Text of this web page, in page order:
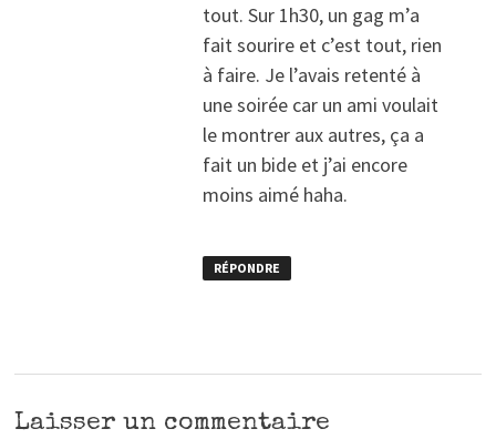
tout. Sur 1h30, un gag m’a
fait sourire et c’est tout, rien
à faire. Je l’avais retenté à
une soirée car un ami voulait
le montrer aux autres, ça a
fait un bide et j’ai encore
moins aimé haha.
RÉPONDRE
Laisser un commentaire